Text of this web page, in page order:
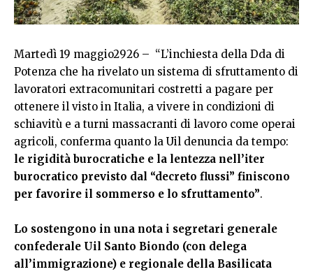
Martedì 19 maggio2926 – “L’inchiesta della Dda di
Potenza che ha rivelato un sistema di sfruttamento di
lavoratori extracomunitari costretti a pagare per
ottenere il visto in Italia, a vivere in condizioni di
schiavitù e a turni massacranti di lavoro come operai
agricoli, conferma quanto la Uil denuncia da tempo:
le rigidità burocratiche e la lentezza nell’iter
burocratico previsto dal “decreto flussi” finiscono
per favorire il sommerso e lo sfruttamento”.
Lo sostengono in una nota i segretari generale
confederale Uil Santo Biondo (con delega
all’immigrazione) e regionale della Basilicata